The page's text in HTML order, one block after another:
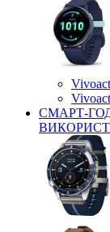
СМАРТ-